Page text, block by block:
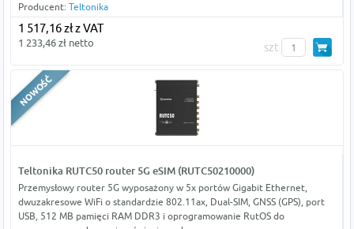
Producent: Teltonika
1 517,16 zł z VAT
1 233,46 zł netto szt
Teltonika RUTC50 router 5G eSIM (RUTC50210000)
Przemysłowy router 5G wyposażony w 5x portów Gigabit Ethernet,
dwuzakresowe WiFi o standardzie 802.11ax, Dual-SIM, GNSS (GPS), port
USB, 512 MB pamięci RAM DDR3 i oprogramowanie RutOS do